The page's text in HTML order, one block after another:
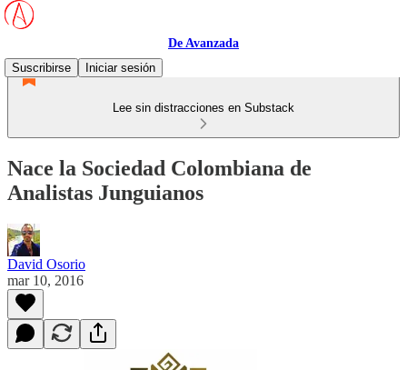
De Avanzada
Suscribirse
Iniciar sesión
Lee sin distracciones en Substack
Nace la Sociedad Colombiana de
Analistas Junguianos
David Osorio
mar 10, 2016